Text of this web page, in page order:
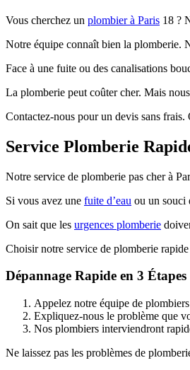
Vous cherchez un plombier à Paris 18 ?
Notre équipe connaît bien la plomberie.
Face à une fuite ou des canalisations
La plomberie peut coûter cher. Mais
Contactez-nous pour un devis sans
Service Plomberie
Notre service de plomberie pas cher à
Si vous avez une fuite d’eau ou un souci
On sait que les urgences plomberie
Choisir notre service de plomberie
Dépannage Rapide en 3 Étapes
Appelez notre équipe de
Expliquez-nous le problème que
Nos plombiers interviendront
Ne laissez pas les problèmes de